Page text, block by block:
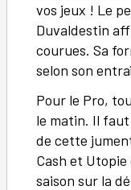
vos jeux ! Le
Duvaldestin
courues. Sa
selon son
Pour le Pro,
le matin. Il
de cette
Cash et
saison sur la